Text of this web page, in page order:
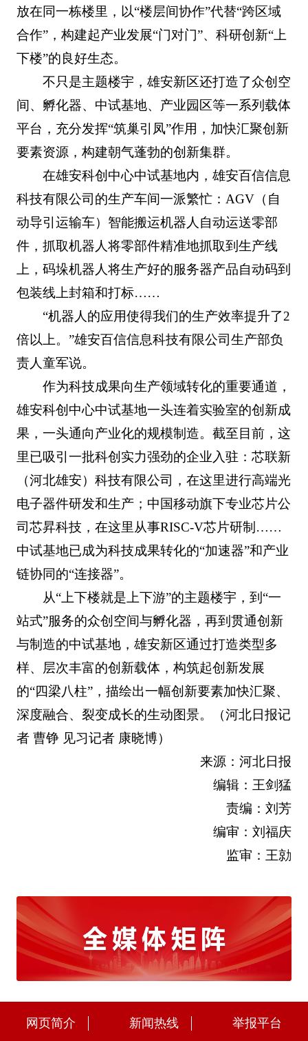
放在同一栋楼里，以“楼层间协作”代替“跨区域
合作”，构建起产业发展“门对门”、科研创新“上
下楼”的良好生态。
不只是主题楼宇，雄安新区还打造了众创空
间、孵化器、中试基地、产业园区等一系列载体
平台，充分发挥“筑巢引凤”作用，加快汇聚创新
要素资源，构建朝气蓬勃的创新集群。
在雄安科创中心中试基地内，雄安百信信息
科技有限公司的生产车间一派繁忙：AGV（自
动导引运输车）智能搬运机器人自动运送零部
件，抓取机器人将零部件精准地抓取到生产线
上，码垛机器人将生产好的服务器产品自动码到
包装线上封箱和打标……
“机器人的应用使得我们的生产效率提升了2
倍以上。”雄安百信信息科技有限公司生产部负
责人童军说。
作为科技成果向生产领域转化的重要通道，
雄安科创中心中试基地一头连着实验室的创新成
果，一头通向产业化的规模制造。截至目前，这
里已吸引一批科创实力强劲的企业入驻：芯联新
（河北雄安）科技有限公司，在这里进行高端光
电子器件研发和生产；中国移动旗下专业芯片公
司芯昇科技，在这里从事RISC-V芯片研制……
中试基地已成为科技成果转化的“加速器”和产业
链协同的“连接器”。
从“上下楼就是上下游”的主题楼宇，到“一
站式”服务的众创空间与孵化器，再到贯通创新
与制造的中试基地，雄安新区通过打造类型多
样、层次丰富的创新载体，构筑起创新发展
的“四梁八柱”，描绘出一幅创新要素加快汇聚、
深度融合、裂变成长的生动图景。（河北日报记
者 曹铮 见习记者 康晓博）
来源：河北日报
编辑：王剑猛
责编：刘芳
编审：刘福庆
监审：王勍
网页简介 新闻热线 举报平台